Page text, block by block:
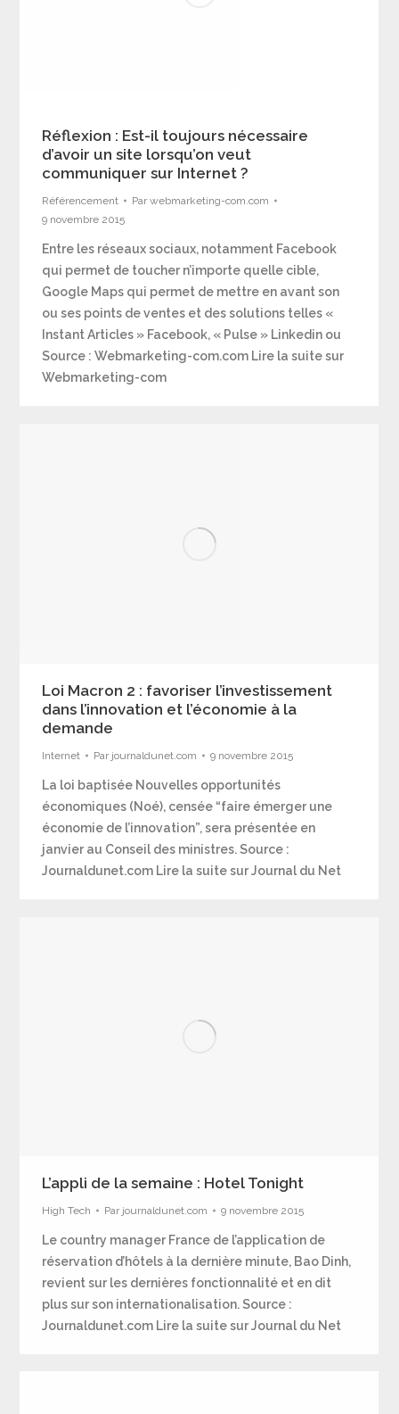
Réflexion : Est-il toujours nécessaire
d’avoir un site lorsqu’on veut
communiquer sur Internet ?
Référencement Parwebmarketing-com.com
9 novembre 2015
Entre les réseaux sociaux, notamment Facebook
qui permet de toucher n’importe quelle cible,
Google Maps qui permet de mettre en avant son
ou ses points de ventes et des solutions telles «
Instant Articles » Facebook, « Pulse » Linkedin ou
Source : Webmarketing-com.com Lire la suite sur
Webmarketing-com
Loi Macron 2 : favoriser l’investissement
dans l’innovation et l’économie à la
demande
Internet Par journaldunet.com 9 novembre 2015
La loi baptisée Nouvelles opportunités
économiques (Noé), censée “faire émerger une
économie de l’innovation”, sera présentée en
janvier au Conseil des ministres. Source :
Journaldunet.com Lire la suite sur Journal du Net
L’appli de la semaine : Hotel Tonight
High Tech Par journaldunet.com 9 novembre 2015
Le country manager France de l’application de
réservation d’hôtels à la dernière minute, Bao Dinh,
revient sur les dernières fonctionnalité et en dit
plus sur son internationalisation. Source :
Journaldunet.com Lire la suite sur Journal du Net